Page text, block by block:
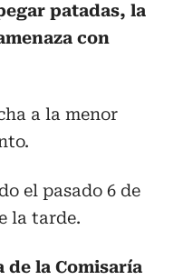
patadas, la
con
a la menor
el pasado 6 de
la tarde.
de la Comisaría